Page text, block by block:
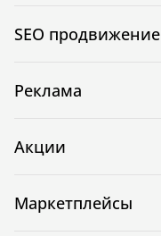
SEO продвижение
Реклама
Акции
Маркетплейсы